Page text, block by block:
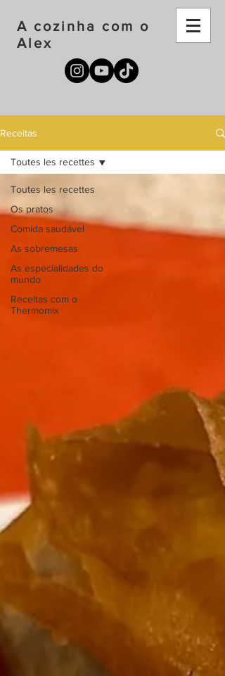
A cozinha com o
Alex
Receitas
Toutes les recettes
Os pratos
Comida saudável
As sobremesas
As especialidades do
mundo
Receitas com o
Thermomix
Toutes les recettes